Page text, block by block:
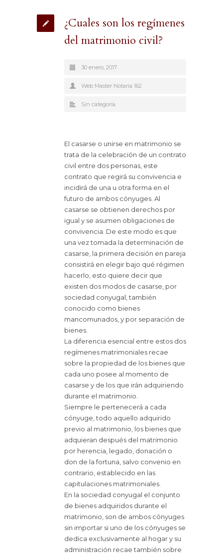
¿Cuales son los regímenes
del matrimonio civil?
30 enero, 2017
Web Master Notaria 162
Sin categoría
El casarse o unirse en matrimonio se
trata de la celebración de un contrato
civil entre dos personas, este
contrato que regirá su convivencia e
incidirá de una u otra forma en el
futuro de ambos cónyuges. Al
casarse se obtienen derechos por
igual y se asumen obligaciones de
convivencia. De este modo es que
una vez tomada la determinación de
casarse, la primera decisión en pareja
consistirá en elegir bajo qué régimen
hacerlo, esto quiere decir que
existen dos modos de casarse, por
sociedad conyugal, también
conocido como bienes
mancomunados, y por separación de
bienes.
La diferencia esencial entre estos dos
regímenes matrimoniales recae
sobre la propiedad de los bienes que
cada uno posee al momento de
casarse y de los que irán adquiriendo
durante el matrimonio.
Siempre le pertenecerá a cada
cónyuge, todo aquello adquirido
previo al matrimonio, los bienes que
adquieran después del matrimonio
por herencia, legado, donación o
don de la fortuna, salvo convenio en
contrario, establecido en las
capitulaciones matrimoniales.
En la sociedad conyugal el conjunto
de bienes adquiridos durante el
matrimonio, son de ambos cónyuges
sin importar si uno de los cónyuges se
dedica exclusivamente al hogar y su
administración recae también sobre